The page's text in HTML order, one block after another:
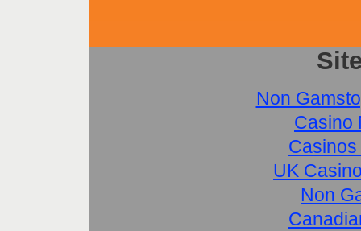
Non
Casino
UK
Non